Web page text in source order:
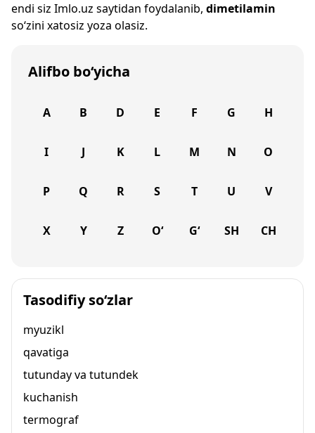
endi siz Imlo.uz saytidan foydalanib, dimetilamin
so‘zini xatosiz yoza olasiz.
Alifbo bo‘yicha
A B D E F G H
I J K L M N O
P Q R S T U V
X Y Z O‘ G‘ SH CH
Tasodifiy so‘zlar
myuzikl
qavatiga
tutunday va tutundek
kuchanish
termograf